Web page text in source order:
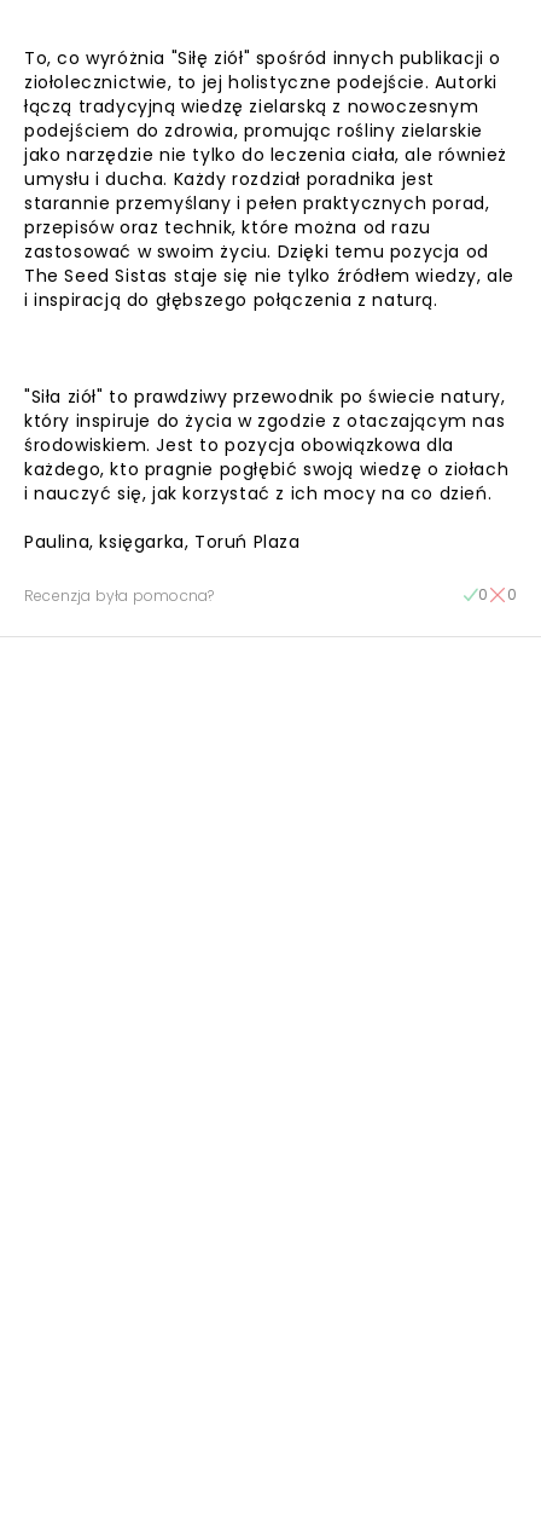
To, co wyróżnia "Siłę ziół" spośród innych publikacji o
ziołolecznictwie, to jej holistyczne podejście. Autorki
łączą tradycyjną wiedzę zielarską z nowoczesnym
podejściem do zdrowia, promując rośliny zielarskie
jako narzędzie nie tylko do leczenia ciała, ale również
umysłu i ducha. Każdy rozdział poradnika jest
starannie przemyślany i pełen praktycznych porad,
przepisów oraz technik, które można od razu
zastosować w swoim życiu. Dzięki temu pozycja od
The Seed Sistas staje się nie tylko źródłem wiedzy, ale
i inspiracją do głębszego połączenia z naturą.
"Siła ziół" to prawdziwy przewodnik po świecie natury,
który inspiruje do życia w zgodzie z otaczającym nas
środowiskiem. Jest to pozycja obowiązkowa dla
każdego, kto pragnie pogłębić swoją wiedzę o ziołach
i nauczyć się, jak korzystać z ich mocy na co dzień.
Paulina, księgarka, Toruń Plaza
Recenzja była pomocna? 0 0